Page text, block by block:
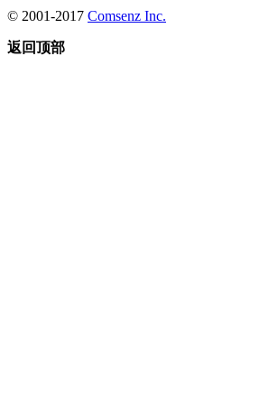
© 2001-2017 Comsenz Inc.
返回顶部